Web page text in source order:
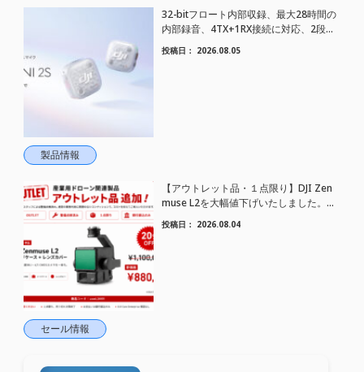
製品情報
32-bitフロート内部収録、最大28時間の
内部録音、4TX+1RX接続に対応、2段階
AIノイズキャンセリング搭載｜コンパク
トワイヤレスマイク DJI Mic Mini 2S 登場
投稿日： 2026.08.05
セール情報
【アウトレット品・１点限り】DJI Zen
muse L2を大幅値下げいたしました。｜
HELICAM STORE
投稿日： 2026.08.04